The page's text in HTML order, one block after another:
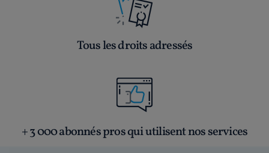
Tous les droits adressés
+ 3 000 abonnés pros qui utilisent nos services